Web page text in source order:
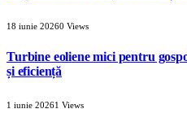
18 iunie 20260 Views
Turbine eoliene mici pentru
și eficiență
1 iunie 20261 Views